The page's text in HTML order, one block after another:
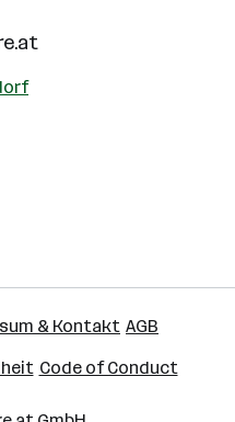
& Kontakt AGB
Code of Conduct